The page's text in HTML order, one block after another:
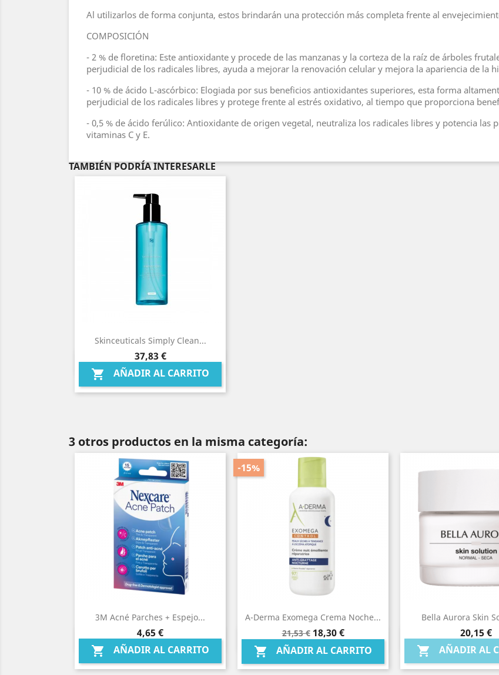
Al utilizarlos de forma conjunta, estos brindarán una protección más completa frente al
COMPOSICIÓN
- 2 % de floretina: Este antioxidante y procede de las manzanas y la corteza de la raíz de árboles
perjudicial de los radicales libres, ayuda a mejorar la renovación celular y mejora la apariencia de la
- 10 % de ácido L-ascórbico: Elogiada por sus beneficios antioxidantes superiores, esta forma
perjudicial de los radicales libres y protege frente al estrés oxidativo, al tiempo que proporciona
- 0,5 % de ácido ferúlico: Antioxidante de origen vegetal, neutraliza los radicales libres y potencia las
vitaminas C y E.
TAMBIÉN PODRÍA INTERESARLE
Skinceuticals Simply Clean...
Precio
37,83 €
 AÑADIR AL CARRITO
Vista rápida
3 otros productos en la misma categoría:
3M Acné Parches + Espejo...
Precio
4,65 €
 AÑADIR AL CARRITO
Vista rápida
A-Derma Exomega Crema Noche...
Precio
base
21,53 €
-15%
Precio
18,30 €
 AÑADIR AL CARRITO
Vista rápida
Bella Aurora Skin
Precio
20,15 €
 AÑADIR AL
Vista